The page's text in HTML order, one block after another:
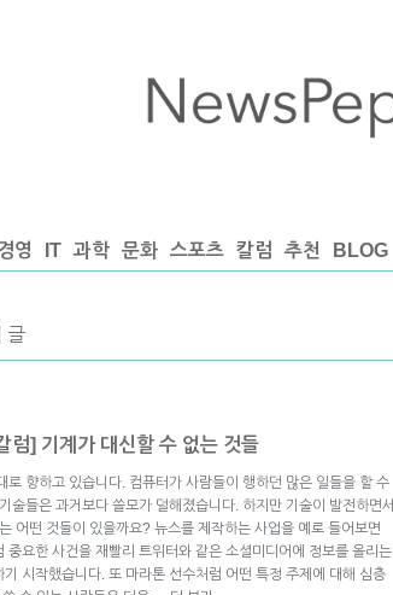
영 IT 과학 문화 스포츠 칼럼 추천 BLOG
글
럼] 기계가 대신할 수 없는 것들
로 향하고 있습니다. 컴퓨터가 사람들이 행하던 많은 일들을 할 수
술들은 과거보다 쓸모가 덜해졌습니다. 하지만 기술이 발전하면서
어떤 것들이 있을까요? 뉴스를 제작하는 사업을 예로 들어보면
중요한 사건을 재빨리 트위터와 같은 소셜미디어에 정보를 올리는
시작했습니다. 또 마라톤 선수처럼 어떤 특정 주제에 대해 심층